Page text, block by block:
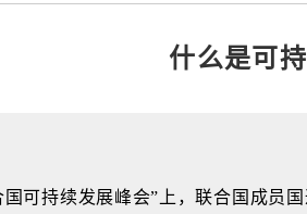
什么是可
可持续发展峰会”上，联合国成员